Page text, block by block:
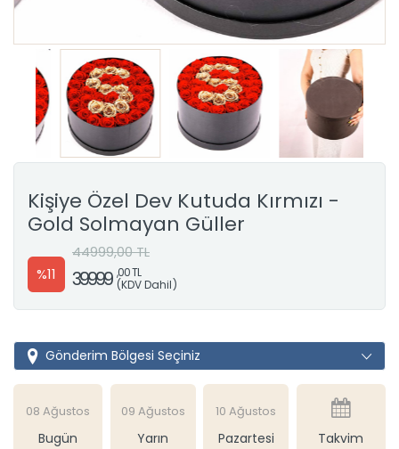
Kişiye Özel Dev Kutuda Kırmızı -
Gold Solmayan Güller
%11
44999,00 TL
39999 ,00 TL
(KDV Dahil)
Gönderim Bölgesi Seçiniz
08 Ağustos
Bugün
09 Ağustos
Yarın
10 Ağustos
Pazartesi Takvim